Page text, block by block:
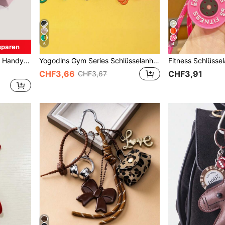
Geldbörse, Handtasche, Portemonnaie für Frauen
6
Yogodlns Gym Series Schlüsselanhänger Farbe handgefertigtes Seil Schlüsselring Mode Anhänger Hantel Kettlebell Schlüsselanhänger Taschenanhänger Autoschlüsselring handgewebter Fitness Schlüsselanhänger
CHF3,66 CHF3,67
4
CHF3,91